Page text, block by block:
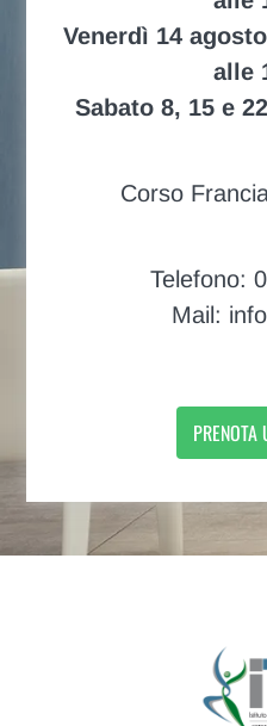
Venerdì 14
alle
Sabato 8, 15 e
Corso
Telefono:
Mail: